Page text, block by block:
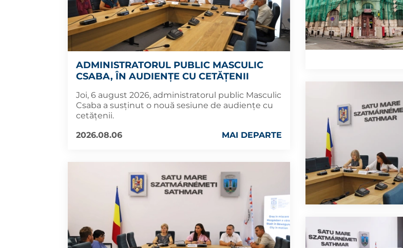
ADMINISTRATORUL PUBLIC MASCULIC
CSABA, ÎN AUDIENȚE CU CETĂȚENII
Joi, 6 august 2026, administratorul public Masculic
Csaba a susținut o nouă sesiune de audiențe cu
cetățenii.
2026.08.06
MAI DEPARTE